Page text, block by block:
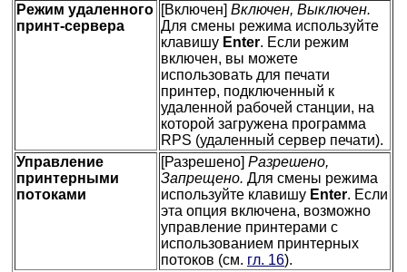
Режим удаленного
принт-сервера
[Включен] Включен, Выключен.
Для смены режима используйте
клавишу Enter. Если режим
включен, вы можете
использовать для печати
принтер, подключенный к
удаленной рабочей станции, на
которой загружена программа
RPS (удаленный сервер печати).
Управление
принтерными
потоками
[Разрешено] Разрешено,
Запрещено. Для смены режима
используйте клавишу Enter. Если
эта опция включена, возможно
управление принтерами с
использованием принтерных
потоков (см. гл. 16).